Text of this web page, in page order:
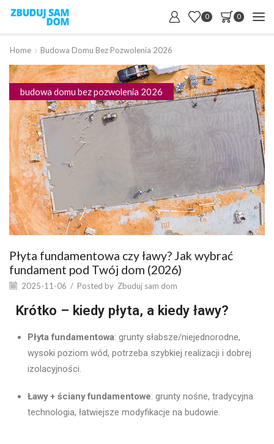
0 0
Home Budowa Domu Bez Pozwolenia 2026
budowa domu bez pozwolenia 2026
Płyta fundamentowa czy ławy? Jak wybrać
fundament pod Twój dom (2026)
2025-11-06 / Posted by Zbuduj sam dom
Krótko – kiedy płyta, a kiedy ławy?
Płyta fundamentowa: grunty słabsze/niejednorodne,
wysoki poziom wód, potrzeba szybkiej realizacji i dobrej
izolacyjności.
Ławy + ściany fundamentowe: grunty nośne, tradycyjna
technologia, łatwiejsze modyfikacje na budowie.